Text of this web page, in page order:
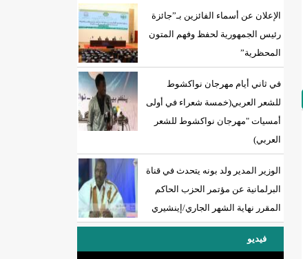
الإعلان عن أسماء الفائزين بـ”جائزة
رئيس الجمهورية لحفظ وفهم المتون
المحظرية”
في ثاني أيام مهرجان نواكشوط
للشعر العربي(خمسة شعراء في أولى
أمسيات "مهرجان نواكشوط للشعر
العربي)
الوزير المدير ولد بونه يتحدث في قناة
البرلمانية عن مؤتمر الحزب الحاكم
المقرر نهاية الشهر الجاري/إينشيري
فيديو